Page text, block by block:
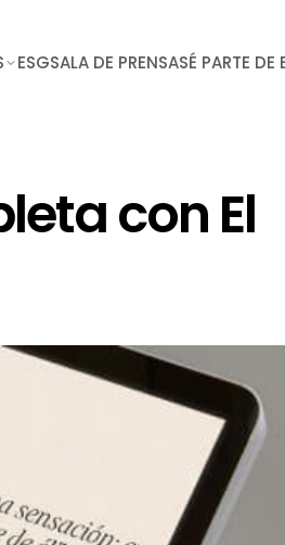
ESGSALA DE PRENSASÉ PARTE DE
con El